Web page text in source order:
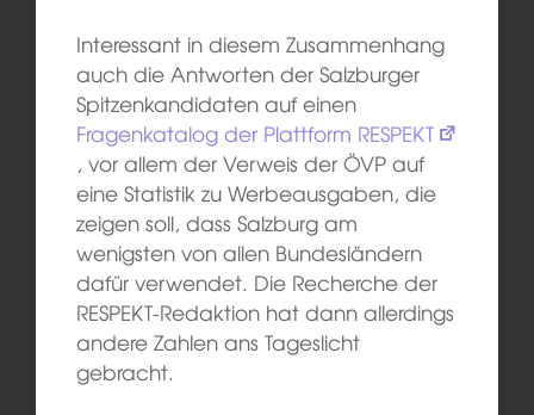
Interessant in diesem Zusammenhang
auch die Antworten der Salzburger
Spitzenkandidaten auf einen
Fragenkatalog der Plattform RESPEKT
, vor allem der Verweis der ÖVP auf
eine Statistik zu Werbeausgaben, die
zeigen soll, dass Salzburg am
wenigsten von allen Bundesländern
dafür verwendet. Die Recherche der
RESPEKT-Redaktion hat dann allerdings
andere Zahlen ans Tageslicht
gebracht.